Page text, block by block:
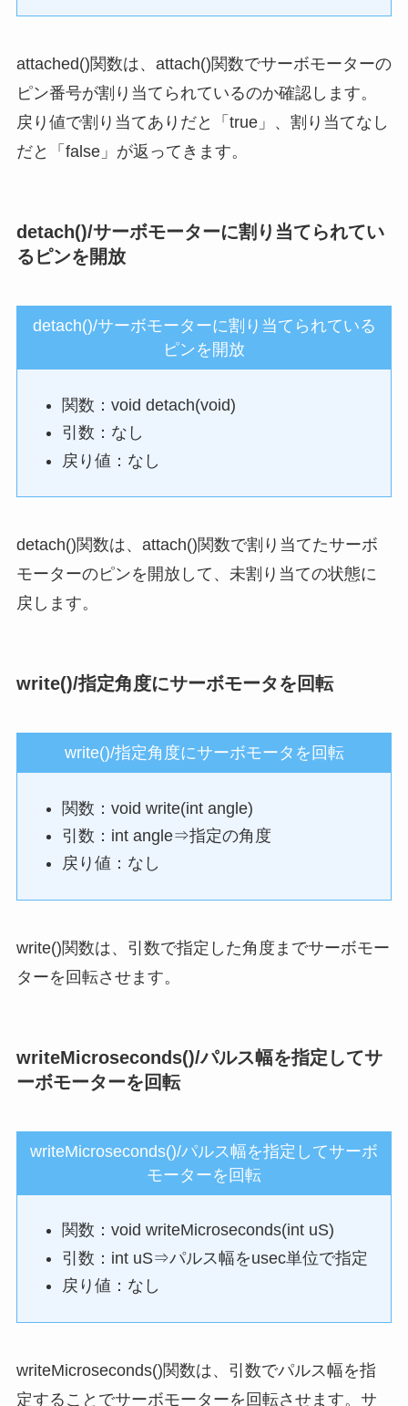
attached()関数は、attach()関数でサーボモーターの
ピン番号が割り当てられているのか確認します。
戻り値で割り当てありだと「true」、割り当てなし
だと「false」が返ってきます。
detach()/サーボモーターに割り当てられてい
るピンを開放
detach()/サーボモーターに割り当てられている
ピンを開放
関数：void detach(void)
引数：なし
戻り値：なし
detach()関数は、attach()関数で割り当てたサーボ
モーターのピンを開放して、未割り当ての状態に
戻します。
write()/指定角度にサーボモータを回転
write()/指定角度にサーボモータを回転
関数：void write(int angle)
引数：int angle⇒指定の角度
戻り値：なし
write()関数は、引数で指定した角度までサーボモー
ターを回転させます。
writeMicroseconds()/パルス幅を指定してサ
ーボモーターを回転
writeMicroseconds()/パルス幅を指定してサーボ
モーターを回転
関数：void writeMicroseconds(int uS)
引数：int uS⇒パルス幅をusec単位で指定
戻り値：なし
writeMicroseconds()関数は、引数でパルス幅を指
定することでサーボモーターを回転させます。サ